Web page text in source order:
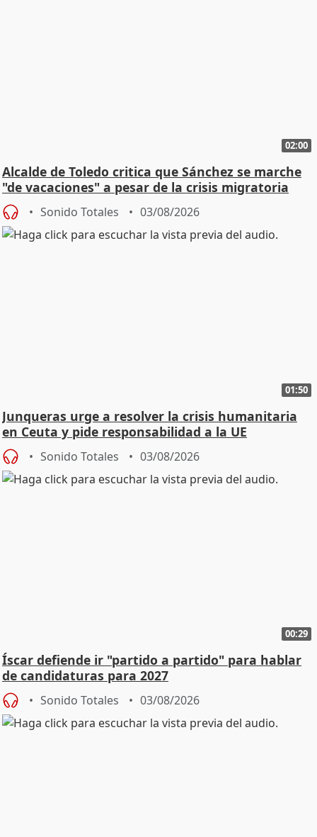
02:00
Alcalde de Toledo critica que Sánchez se marche
"de vacaciones" a pesar de la crisis migratoria
Sonido Totales 03/08/2026
01:50
Junqueras urge a resolver la crisis humanitaria
en Ceuta y pide responsabilidad a la UE
Sonido Totales 03/08/2026
00:29
Íscar defiende ir "partido a partido" para hablar
de candidaturas para 2027
Sonido Totales 03/08/2026